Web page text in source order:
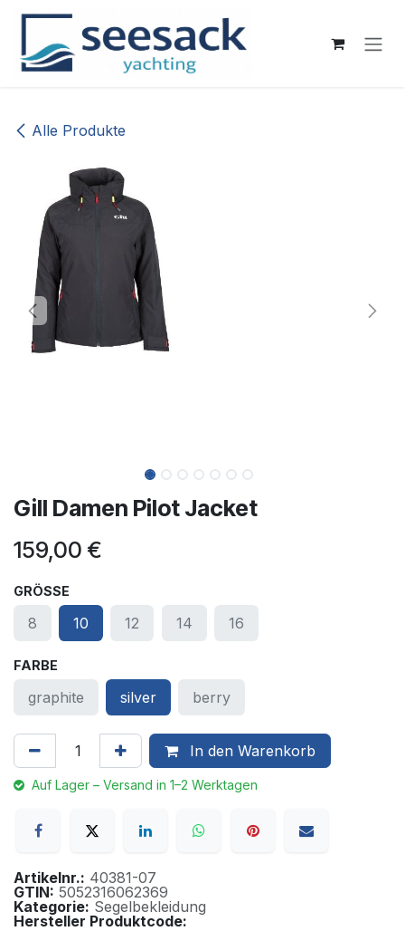
Zum Inhalt springen
Alle Produkte
Gill Damen Pilot Jacket
159,00 €
GRÖSSE
8 10 12 14 16
FARBE
graphite silver berry
In den Warenkorb
Auf Lager – Versand in 1–2 Werktagen
Artikelnr.: 40381-07
GTIN: 5052316062369
Kategorie: Segelbekleidung
Hersteller Produktcode: